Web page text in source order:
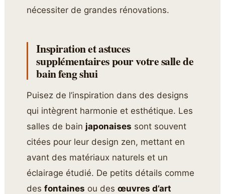
nécessiter de grandes rénovations.
Inspiration et astuces
supplémentaires pour votre salle de
bain feng shui
Puisez de l’inspiration dans des designs
qui intègrent harmonie et esthétique. Les
salles de bain japonaises sont souvent
citées pour leur design zen, mettant en
avant des matériaux naturels et un
éclairage étudié. De petits détails comme
desfontaines ou desœuvres d’art